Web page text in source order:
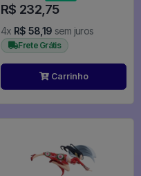
R$ 232,75
4x R$ 58,19 sem juros
Frete Grátis
Carrinho